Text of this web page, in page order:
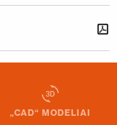
„CAD“ MODELIAI